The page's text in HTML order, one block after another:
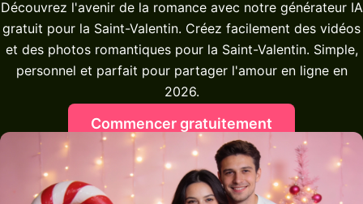
Découvrez l'avenir de la romance avec notre générateur IA
gratuit pour la Saint-Valentin. Créez facilement des vidéos
et des photos romantiques pour la Saint-Valentin. Simple,
personnel et parfait pour partager l'amour en ligne en
2026.
Commencer gratuitement